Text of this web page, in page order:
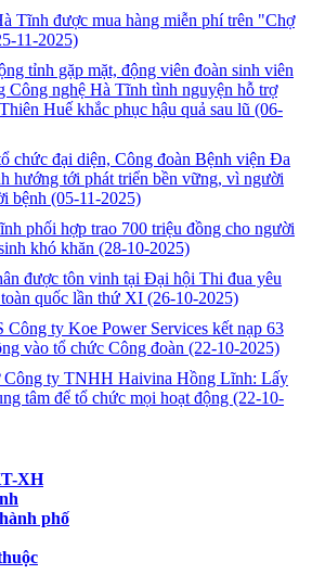
Tĩnh được mua hàng miễn phí trên "Chợ
11-2025)
tỉnh gặp mặt, động viên đoàn sinh viên
Công nghệ Hà Tĩnh tình nguyện hỗ trợ
Huế khắc phục hậu quả sau lũ (06-
chức đại diện, Công đoàn Bệnh viện Đa
hướng tới phát triển bền vững, vì người
bệnh (05-11-2025)
phối hợp trao 700 triệu đồng cho người
khó khăn (28-10-2025)
được tôn vinh tại Đại hội Thi đua yêu
quốc lần thứ XI (26-10-2025)
ty Koe Power Services kết nạp 63
vào tổ chức Công đoàn (22-10-2025)
Công ty TNHH Haivina Hồng Lĩnh: Lấy
tâm để tổ chức mọi hoạt động (22-10-
XH
phố